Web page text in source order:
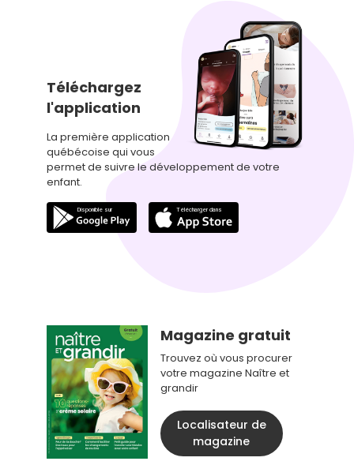
Téléchargez
l'application
La première application
québécoise qui vous
permet de suivre le développement de votre
enfant.
Magazine gratuit
Trouvez où vous procurer
votre magazine Naître et
grandir
Localisateur de
magazine